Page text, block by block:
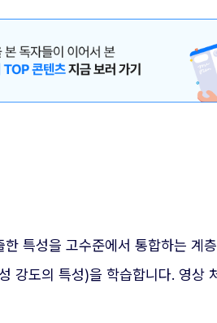
특성을 고수준에서 통합하는 계
도의 특성)을 학습합니다. 영상